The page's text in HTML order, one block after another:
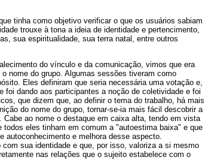
tinha como objetivo verificar o que os usuários sabiam
trouxe à tona a ideia de identidade e pertencimento,
sua espiritualidade, sua terra natal, entre outros
do vínculo e da comunicação, vimos que era
nome do grupo. Algumas sessões tiveram como
Eles definiram que seria necessária uma votação e,
dando aos participantes a noção de coletividade e foi
que dizem que, ao definir o tema do trabalho, há mais
do nome do grupo, tornar-se-ia mais fácil descobrir a
ao nome o destaque em caixa alta, tendo em vista
eles tinham em comum a "autoestima baixa" e que
autoconhecimento e melhora desse aspecto.
sua identidade e que, por isso, valoriza a si mesmo
nas relações que o sujeito estabelece com o